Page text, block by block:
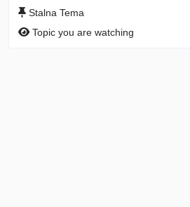
Stalna Tema
Topic you are watching